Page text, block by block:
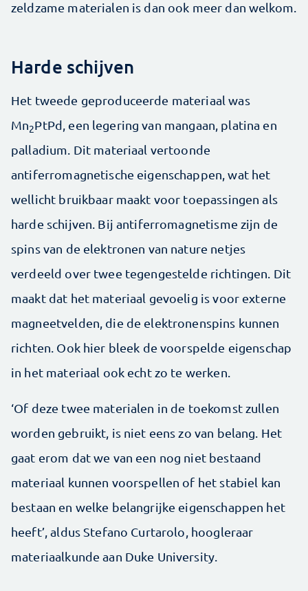
zeldzame materialen is dan ook meer dan welkom.
Harde schijven
Het tweede geproduceerde materiaal was
Mn2PtPd, een legering van mangaan, platina en
palladium. Dit materiaal vertoonde
antiferromagnetische eigenschappen, wat het
wellicht bruikbaar maakt voor toepassingen als
harde schijven. Bij antiferromagnetisme zijn de
spins van de elektronen van nature netjes
verdeeld over twee tegengestelde richtingen. Dit
maakt dat het materiaal gevoelig is voor externe
magneetvelden, die de elektronenspins kunnen
richten. Ook hier bleek de voorspelde eigenschap
in het materiaal ook echt zo te werken.
‘Of deze twee materialen in de toekomst zullen
worden gebruikt, is niet eens zo van belang. Het
gaat erom dat we van een nog niet bestaand
materiaal kunnen voorspellen of het stabiel kan
bestaan en welke belangrijke eigenschappen het
heeft’, aldus Stefano Curtarolo, hoogleraar
materiaalkunde aan Duke University.